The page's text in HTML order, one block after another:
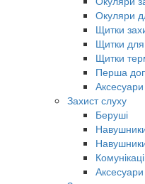
Окуляри
Щитки
Щитки для
Щитки
Перша
Аксесуари
Захист слуху
Беруші
Аксесуари